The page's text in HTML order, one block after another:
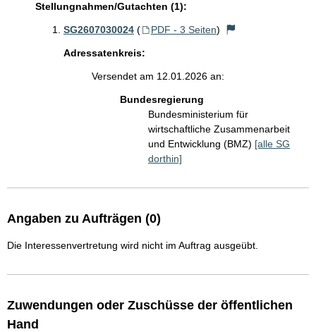
Stellungnahmen/Gutachten (1):
SG2607030024 ( PDF - 3 Seiten)
Adressatenkreis:
Versendet am 12.01.2026 an:
Bundesregierung
Bundesministerium für
wirtschaftliche Zusammenarbeit
und Entwicklung (BMZ) [alle SG
dorthin]
Angaben zu Aufträgen (0)
Die Interessenvertretung wird nicht im Auftrag ausgeübt.
Zuwendungen oder Zuschüsse der öffentlichen
Hand